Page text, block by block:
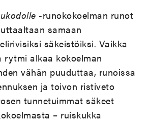
-runokokoelman runot
samaan
säkeistöiksi. Vaikka
rytmi alkaa kokoelman
vähän puuduttaa, runoissa
ja toivon ristiveto
tunnetuimmat säkeet
– ruiskukka